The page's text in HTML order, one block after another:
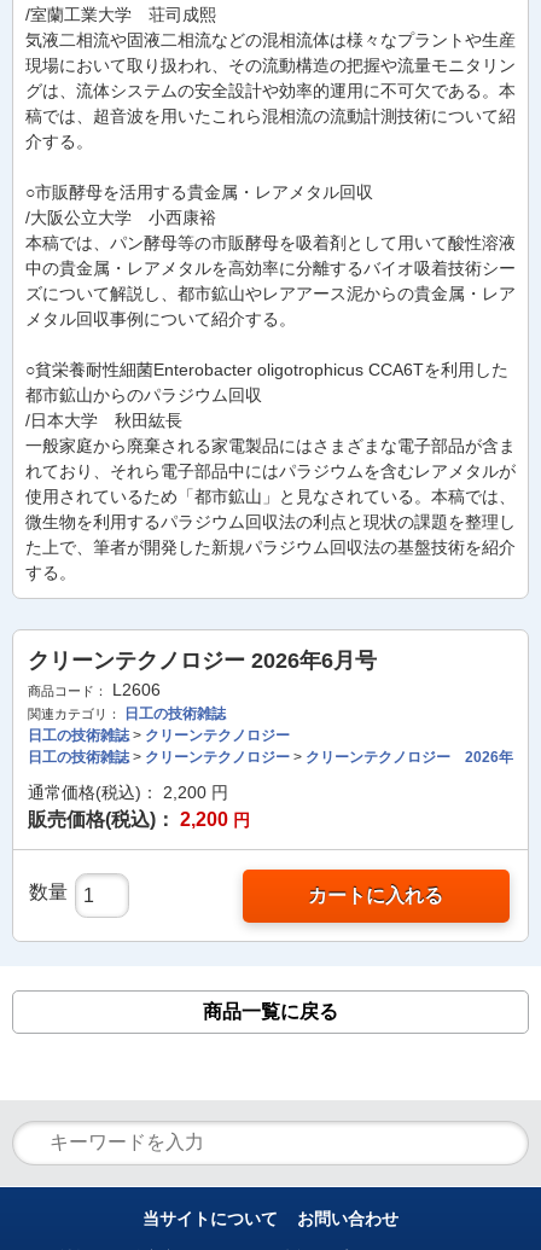
/室蘭工業大学 荘司成熙
気液二相流や固液二相流などの混相流体は様々なプラントや生産
現場において取り扱われ、その流動構造の把握や流量モニタリン
グは、流体システムの安全設計や効率的運用に不可欠である。本
稿では、超音波を用いたこれら混相流の流動計測技術について紹
介する。
○市販酵母を活用する貴金属・レアメタル回収
/大阪公立大学 小西康裕
本稿では、パン酵母等の市販酵母を吸着剤として用いて酸性溶液
中の貴金属・レアメタルを高効率に分離するバイオ吸着技術シー
ズについて解説し、都市鉱山やレアアース泥からの貴金属・レア
メタル回収事例について紹介する。
○貧栄養耐性細菌Enterobacter oligotrophicus CCA6Tを利用した
都市鉱山からのパラジウム回収
/日本大学 秋田紘長
一般家庭から廃棄される家電製品にはさまざまな電子部品が含ま
れており、それら電子部品中にはパラジウムを含むレアメタルが
使用されているため「都市鉱山」と見なされている。本稿では、
微生物を利用するパラジウム回収法の利点と現状の課題を整理し
た上で、筆者が開発した新規パラジウム回収法の基盤技術を紹介
する。
クリーンテクノロジー 2026年6月号
商品コード： L2606
関連カテゴリ：
日工の技術雑誌
日工の技術雑誌> クリーンテクノロジー
日工の技術雑誌> クリーンテクノロジー > クリーンテクノロジー 2026年
通常価格(税込)： 2,200 円
販売価格(税込)： 2,200 円
数量 カートに入れる
商品一覧に戻る
当サイトについて お問い合わせ